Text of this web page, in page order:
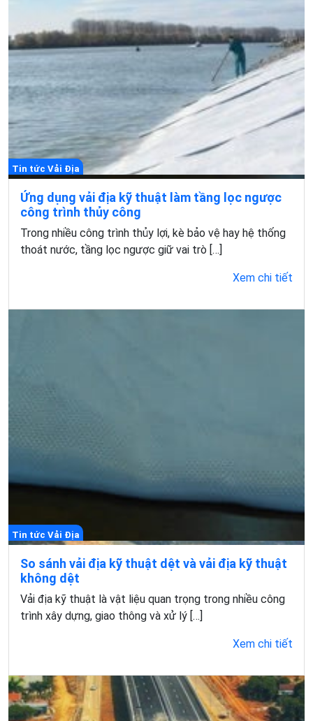
Tin tức Vải Địa
Ứng dụng vải địa kỹ thuật làm tầng lọc ngược
công trình thủy công
Trong nhiều công trình thủy lợi, kè bảo vệ hay hệ thống
thoát nước, tầng lọc ngược giữ vai trò […]
Xem chi tiết
Tin tức Vải Địa
So sánh vải địa kỹ thuật dệt và vải địa kỹ thuật
không dệt
Vải địa kỹ thuật là vật liệu quan trọng trong nhiều công
trình xây dựng, giao thông và xử lý […]
Xem chi tiết